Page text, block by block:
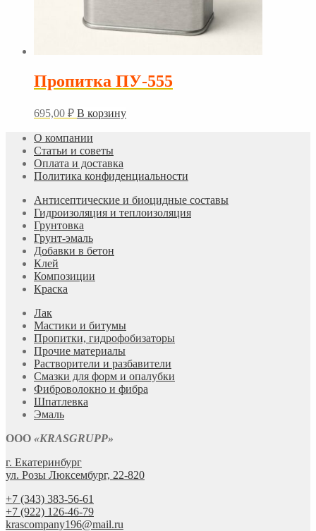
Пропитка ПУ-555
695,00 ₽ В корзину
О компании
Статьи и советы
Оплата и доставка
Политика конфиденциальности
Антисептические и биоцидные составы
Гидроизоляция и теплоизоляция
Грунтовка
Грунт-эмаль
Добавки в бетон
Клей
Композиции
Краска
Лак
Мастики и битумы
Пропитки, гидрофобизаторы
Прочие материалы
Растворители и разбавители
Смазки для форм и опалубки
Фиброволокно и фибра
Шпатлевка
Эмаль
ООО «KRASGRUPP»
г. Екатеринбург
ул. Розы Люксембург, 22-820
+7 (343) 383-56-61
+7 (922) 126-46-79
krascompany196@mail.ru